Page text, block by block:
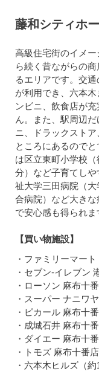
藤和シティホ
高級住宅街のイメ
ら続く昔ながらの
るエリアです。交
が利用でき、六本
ンビニ、飲食店が
ん。また、駅周辺
ニ、ドラックスト
ところにあるので
は区立東町小学校
分）など子育てし
祉大学三田病院（
合病院）など大き
で安心感も得られま
【買い物施設】
・ファミリーマー
・セブン-イレブン
・ローソン 麻布十
・スーパー ナニワ
・ピカール 麻布十
・成城石井 麻布十
・ダイエー 麻布十
・トモズ 麻布十番
・六本木ヒルズ（約